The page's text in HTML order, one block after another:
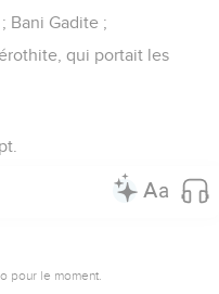
Bani Gadite ;
qui portait les
pour le moment.